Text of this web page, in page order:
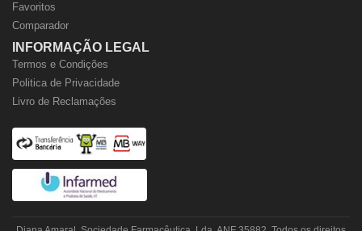
Favoritos
Comparador
INFORMAÇÃO LEGAL
Termos e Condições
Politica de Privacidade
Livro de Reclamações